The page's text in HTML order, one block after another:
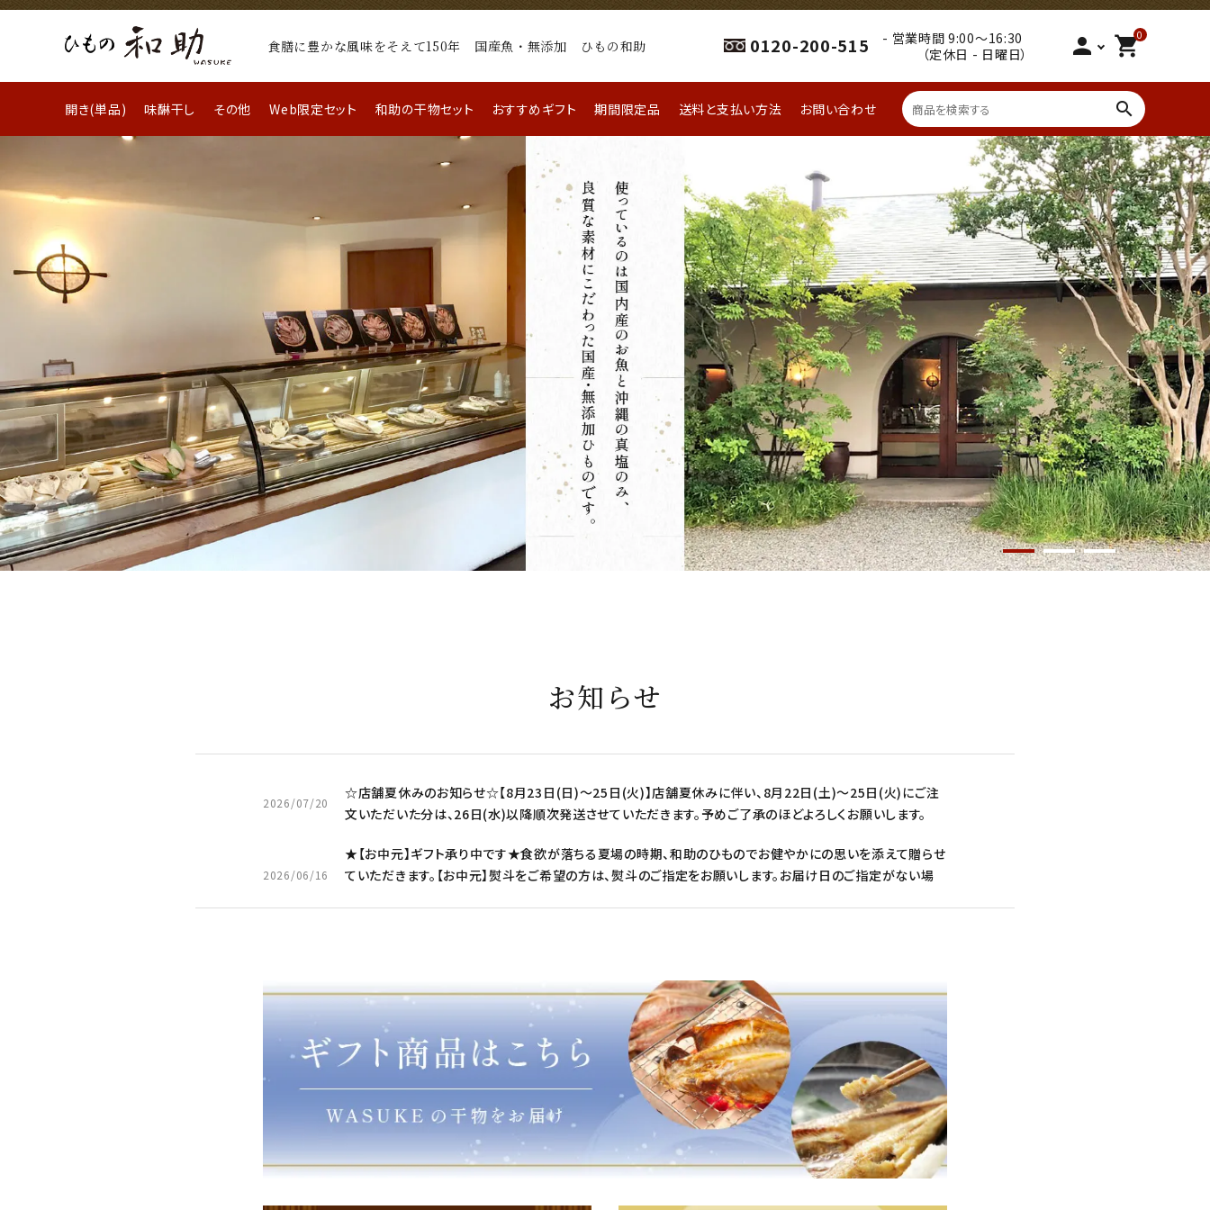
食膳に豊かな風味をそえて150年 国産魚・無添加 ひもの和助 0120-200-515 - 営業時間 9:00～16:30
（定休日 - 日曜日）
person 0
shopping_cart
開き(単品) 味醂干し その他 Web限定セット 和助の干物セット おすすめギフト 期間限定品 送料と支払い方法 お問い合わせ search
お知らせ
2026/07/20
☆店舗夏休みのお知らせ☆【8月23日(日)～25日(火)】店舗夏休みに伴い、8月22日(土)～25日(火)にご注
文いただいた分は、26日(水)以降順次発送させていただきます。予めご了承のほどよろしくお願いします。
2026/06/16
★【お中元】ギフト承り中です★食欲が落ちる夏場の時期、和助のひものでお健やかにの思いを添えて贈らせ
ていただきます。【お中元】熨斗をご希望の方は、熨斗のご指定をお願いします。お届け日のご指定がない場
間に合わない場合がございますので、お電話でお問合せください。